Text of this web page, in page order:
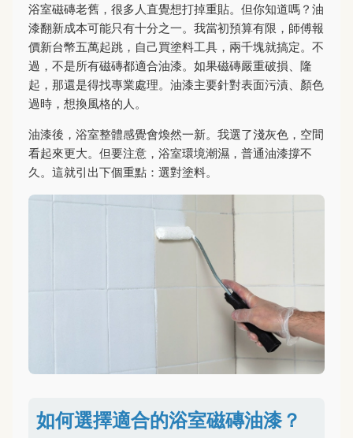
浴室磁磚老舊，很多人直覺想打掉重貼。但你知道嗎？油
漆翻新成本可能只有十分之一。我當初預算有限，師傅報
價新台幣五萬起跳，自己買塗料工具，兩千塊就搞定。不
過，不是所有磁磚都適合油漆。如果磁磚嚴重破損、隆
起，那還是得找專業處理。油漆主要針對表面污漬、顏色
過時，想換風格的人。
油漆後，浴室整體感覺會煥然一新。我選了淺灰色，空間
看起來更大。但要注意，浴室環境潮濕，普通油漆撐不
久。這就引出下個重點：選對塗料。
如何選擇適合的浴室磁磚油漆？